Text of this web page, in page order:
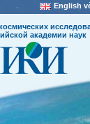
English
академии наук